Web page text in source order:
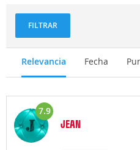
FILTRAR
Relevancia Fecha
7.9
JEAN